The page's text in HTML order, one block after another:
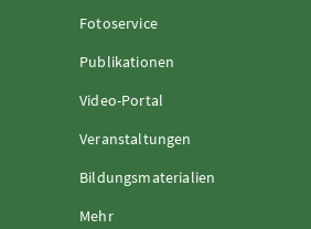
Fotoservice
Publikationen
Video-Portal
Veranstaltungen
Bildungsmaterialien
Mehr